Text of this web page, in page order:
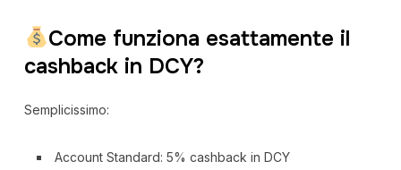
Come funziona esattamente il
cashback in DCY?
Semplicissimo:
Account Standard: 5% cashback in DCY